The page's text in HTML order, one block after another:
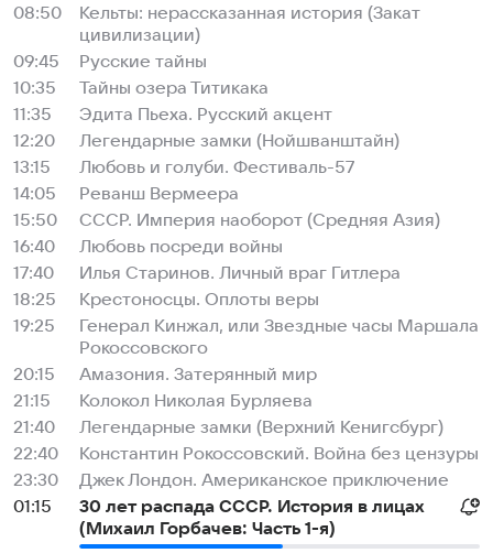
08:50
Кельты: нерассказанная история (Закат
цивилизации)
09:45
Русские тайны
10:35
Тайны озера Титикака
11:35
Эдита Пьеха. Русский акцент
12:20
Легендарные замки (Нойшванштайн)
13:15
Любовь и голуби. Фестиваль-57
14:05
Реванш Вермеера
15:50
СССР. Империя наоборот (Средняя Азия)
16:40
Любовь посреди войны
17:40
Илья Старинов. Личный враг Гитлера
18:25
Крестоносцы. Оплоты веры
19:25
Генерал Кинжал, или Звездные часы Маршала
Рокоссовского
20:15
Амазония. Затерянный мир
21:15
Колокол Николая Бурляева
21:40
Легендарные замки (Верхний Кенигсбург)
22:40
Константин Рокоссовский. Война без цензуры
23:30
Джек Лондон. Американское приключение
01:15
30 лет распада СССР. История в лицах
(Михаил Горбачев: Часть 1-я)